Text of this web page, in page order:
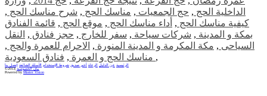
الداخلية الحج , حج الجمعيات , مناسك الحج , شرح مناسك الحج ,
كيفية مناسك الحج , أداء مناسك الحج , موقع الحج , قائمة الفنادق
بمكة و المدينة , شركات سياحة , سفر للخارج , حجز فنادق , النقل
السياحى , مكة المكرمة و المدينة المنورة , الاحرام للعمرة والحج ,
مناسك الحج و العمرة , ,
الرئيسية عن الدليل الرعاة أخبر صديق شروط الإستخدام الأسئلة الشائعة إتصل بنا
©2013|بيان الخصوصية
Powered byMaster Vision